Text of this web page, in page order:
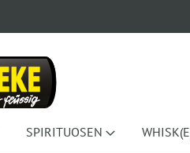
SPIRITUOSEN